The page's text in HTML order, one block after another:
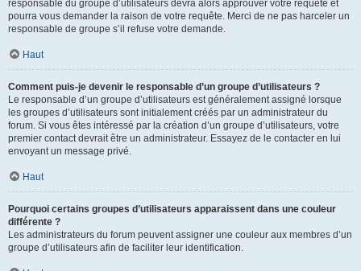
responsable du groupe d’utilisateurs devra alors approuver votre requête et
pourra vous demander la raison de votre requête. Merci de ne pas harceler un
responsable de groupe s’il refuse votre demande.
Haut
Comment puis-je devenir le responsable d’un groupe d’utilisateurs ?
Le responsable d’un groupe d’utilisateurs est généralement assigné lorsque
les groupes d’utilisateurs sont initialement créés par un administrateur du
forum. Si vous êtes intéressé par la création d’un groupe d’utilisateurs, votre
premier contact devrait être un administrateur. Essayez de le contacter en lui
envoyant un message privé.
Haut
Pourquoi certains groupes d’utilisateurs apparaissent dans une couleur
différente ?
Les administrateurs du forum peuvent assigner une couleur aux membres d’un
groupe d’utilisateurs afin de faciliter leur identification.